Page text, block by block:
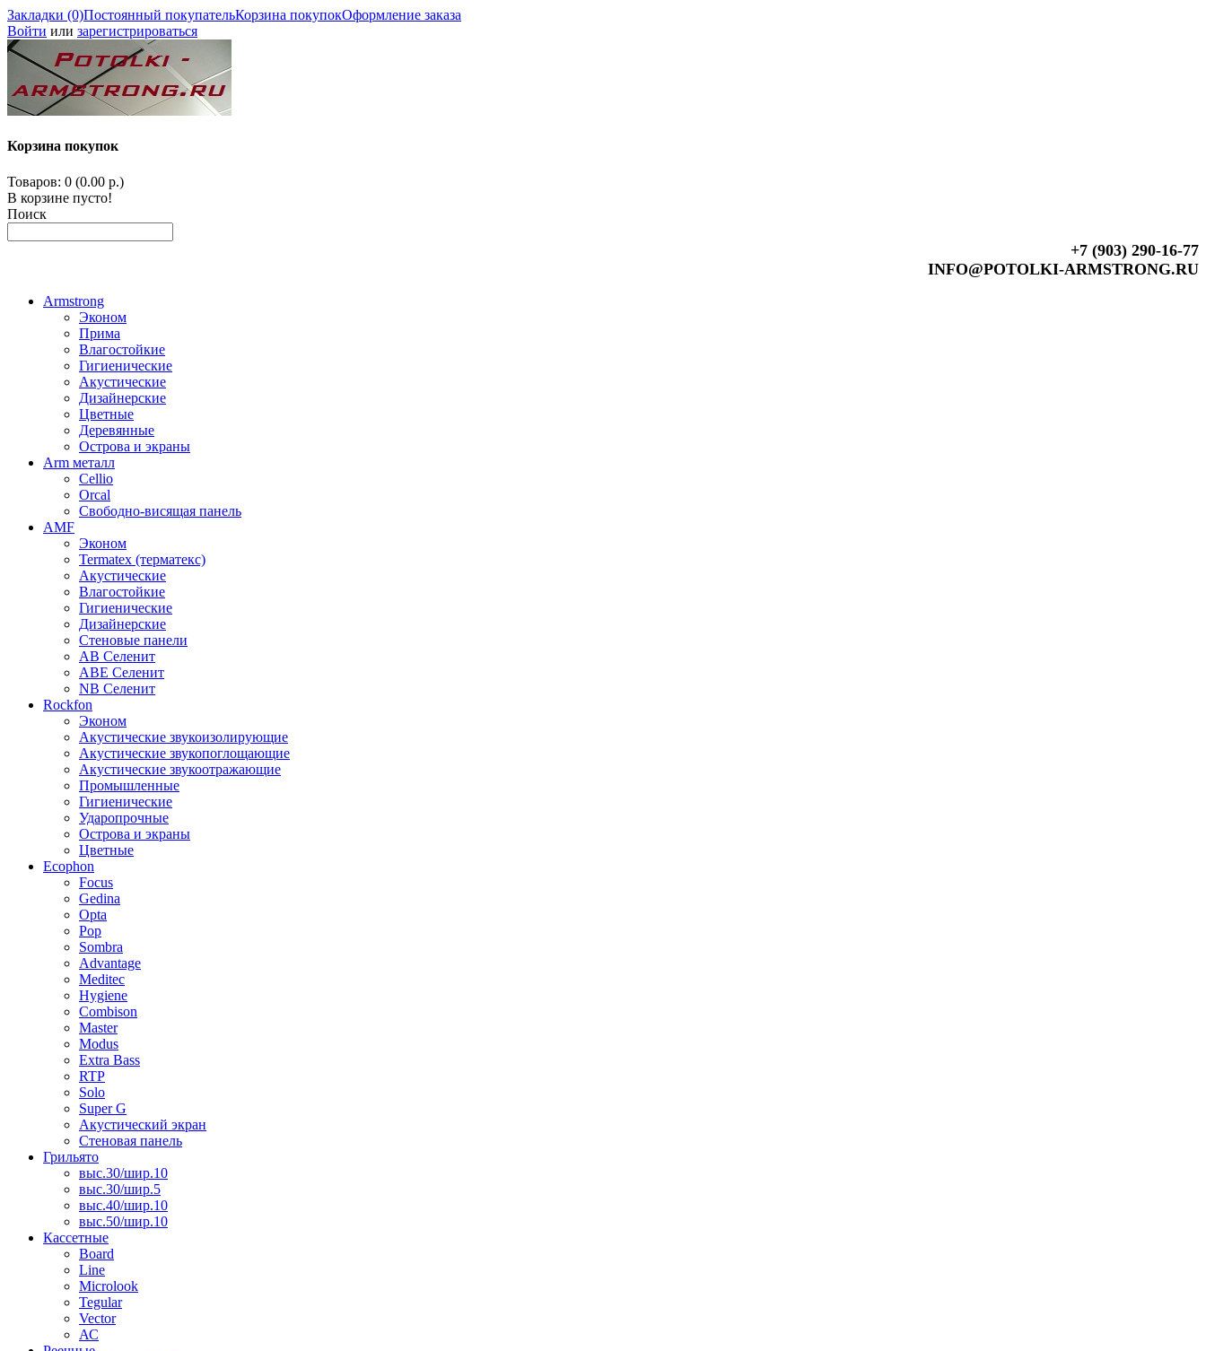
Закладки (0)Постоянный покупательКорзина покупокОформление заказа
Войти или зарегистрироваться
Корзина покупок
Товаров: 0 (0.00 р.)
В корзине пусто!
Поиск
+7 (903) 290-16-77
INFO@POTOLKI-ARMSTRONG.RU
Armstrong
Эконом
Прима
Влагостойкие
Гигиенические
Акустические
Дизайнерские
Цветные
Деревянные
Острова и экраны
Arm металл
Cellio
Orcal
Свободно-висящая панель
AMF
Эконом
Termatex (терматекс)
Акустические
Влагостойкие
Гигиенические
Дизайнерские
Стеновые панели
AB Селенит
ABE Селенит
NB Селенит
Rockfon
Эконом
Акустические звукоизолирующие
Акустические звукопоглощающие
Акустические звукоотражающие
Промышленные
Гигиенические
Ударопрочные
Острова и экраны
Цветные
Ecophon
Focus
Gedina
Opta
Pop
Sombra
Advantage
Meditec
Hygiene
Combison
Master
Modus
Extra Bass
RTP
Solo
Super G
Акустический экран
Стеновая панель
Грильято
выс.30/шир.10
выс.30/шир.5
выс.40/шир.10
выс.50/шир.10
Кассетные
Board
Line
Microlook
Tegular
Vector
АС